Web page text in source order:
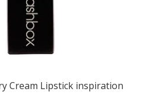
Cream Lipstick inspiration